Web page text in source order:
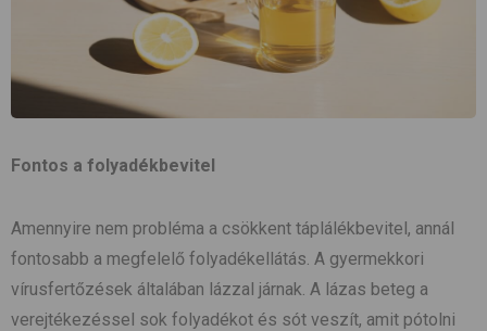
Fontos a folyadékbevitel
Amennyire nem probléma a csökkent táplálékbevitel, annál
fontosabb a megfelelő folyadékellátás. A gyermekkori
vírusfertőzések általában lázzal járnak. A lázas beteg a
verejtékezéssel sok folyadékot és sót veszít, amit pótolni